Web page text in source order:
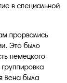
в специальной
прорвались
Это было
немецкого
Вена была